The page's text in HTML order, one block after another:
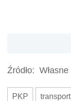
Źródło: Własne
PKP